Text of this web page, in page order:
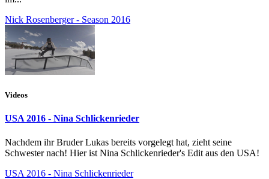
Nick Rosenberger - Season 2016
Videos
USA 2016 - Nina Schlickenrieder
Nachdem ihr Bruder Lukas bereits vorgelegt hat, zieht seine
Schwester nach! Hier ist Nina Schlickenrieder's Edit aus den USA!
USA 2016 - Nina Schlickenrieder